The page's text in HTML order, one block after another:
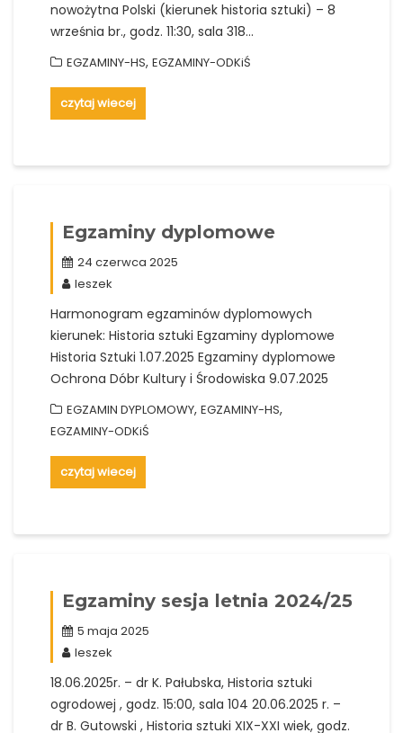
nowożytna Polski (kierunek historia sztuki) – 8
września br., godz. 11:30, sala 318…
EGZAMINY-HS, EGZAMINY-ODKiŚ
czytaj wiecej
Egzaminy dyplomowe
24 czerwca 2025
leszek
Harmonogram egzaminów dyplomowych
kierunek: Historia sztuki Egzaminy dyplomowe
Historia Sztuki 1.07.2025 Egzaminy dyplomowe
Ochrona Dóbr Kultury i Środowiska 9.07.2025
EGZAMIN DYPLOMOWY, EGZAMINY-HS,
EGZAMINY-ODKiŚ
czytaj wiecej
Egzaminy sesja letnia 2024/25
5 maja 2025
leszek
18.06.2025r. – dr K. Pałubska, Historia sztuki
ogrodowej , godz. 15:00, sala 104 20.06.2025 r. –
dr B. Gutowski , Historia sztuki XIX-XXI wiek, godz.